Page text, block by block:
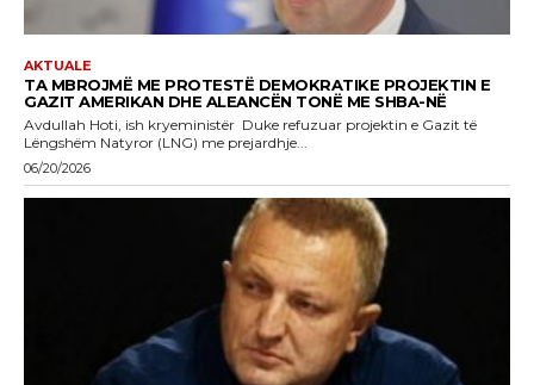
AKTUALE
TA MBROJMË ME PROTESTË DEMOKRATIKE PROJEKTIN E
GAZIT AMERIKAN DHE ALEANCËN TONË ME SHBA-NË
Avdullah Hoti, ish kryeministër Duke refuzuar projektin e Gazit të
Lëngshëm Natyror (LNG) me prejardhje...
06/20/2026